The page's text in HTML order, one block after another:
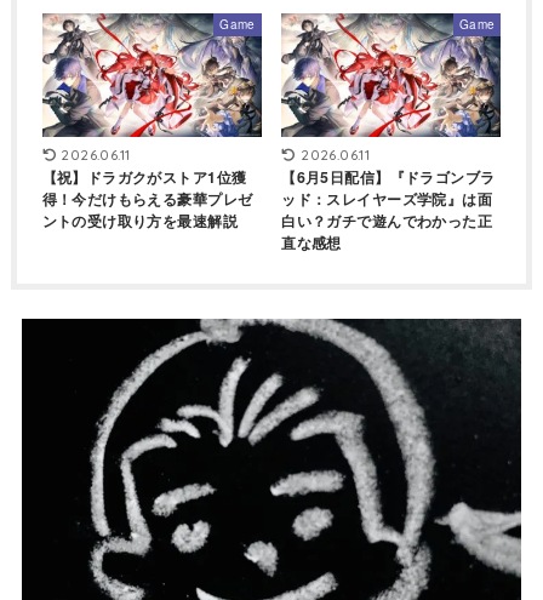
Game
2026.06.11
【祝】ドラガクがストア1位獲
得！今だけもらえる豪華プレゼ
ントの受け取り方を最速解説
Game
2026.06.11
【6月5日配信】『ドラゴンブラ
ッド：スレイヤーズ学院』は面
白い？ガチで遊んでわかった正
直な感想